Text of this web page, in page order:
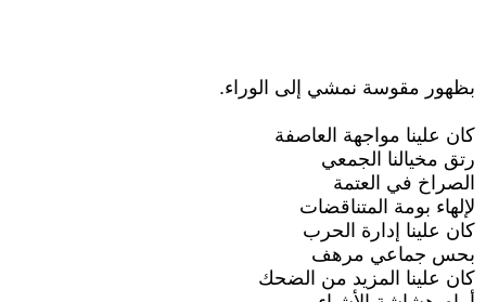
بظهور مقوسة نمشي إلى الوراء.
كان علينا مواجهة العاصفة
رتق مخيالنا الجمعي
الصراخ في العتمة
لإلهاء بومة المتناقضات
كان علينا إدارة الحرب
بحس جماعي مرهف
كان علينا المزيد من الضحك